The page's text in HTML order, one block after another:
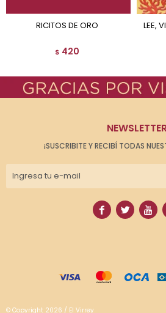
RICITOS DE ORO
$ 420
LEE,
¡SUSCRIBITE Y RECIBÍ TODAS
  
© Copyright 2026 / El Virrey